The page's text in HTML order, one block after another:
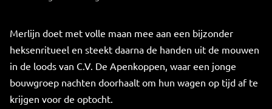
Merlijn doet met volle maan mee aan een bijzonder
heksenritueel en steekt daarna de handen uit de mouwen
in de loods van C.V. De Apenkoppen, waar een jonge
bouwgroep nachten doorhaalt om hun wagen op tijd af te
krijgen voor de optocht.